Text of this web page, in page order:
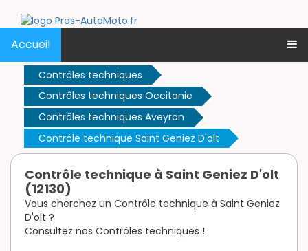
Accueil
Contrôles techniques
Contrôles techniques Occitanie
Contrôles techniques Aveyron
Contrôle technique Saint Geniez D'olt
Contrôle technique à Saint Geniez D'olt
(12130)
Vous cherchez un Contrôle technique à Saint Geniez
D'olt ?
Consultez nos Contrôles techniques !